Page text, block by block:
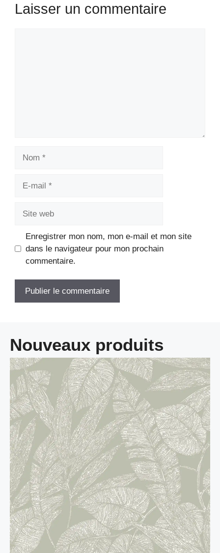
Laisser un commentaire
Enregistrer mon nom, mon e-mail et mon site
dans le navigateur pour mon prochain
commentaire.
Nouveaux produits